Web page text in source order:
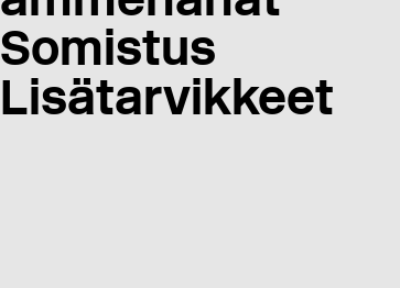
Somistus
Lisätarvikkeet